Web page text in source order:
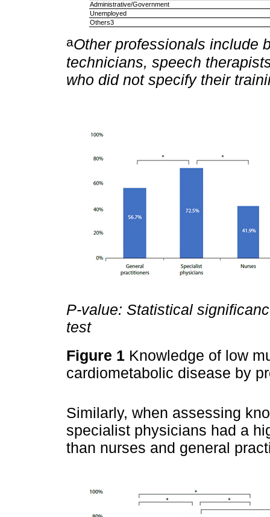
Administrative/Government
Unemployed
Others3
aOther professionals include
technicians, speech
who did not specify their
P-value: Statistical
test
Figure 1 Knowledge of low
cardiometabolic disease by
Similarly, when assessing
specialist physicians had a
than nurses and general